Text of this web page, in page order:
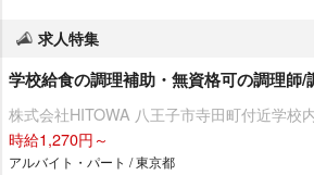
求人特集
学校給食の調理補助・無資格可の調理師/
株式会社HITOWA 八王子市寺田町付近学校
時給1,270円～
アルバイト・パート / 東京都